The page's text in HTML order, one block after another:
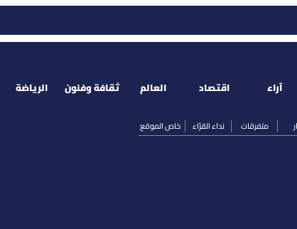
متفرقات نداء القرّاء خاص الموقع
آراء اقتصاد العالم ثقافة وفنون الرياضة